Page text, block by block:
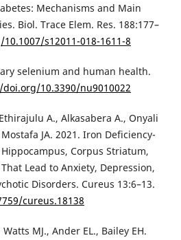
Mechanisms and Main
Biol. Trace Elem. Res. 188:177–
s12011-018-1611-8
selenium and human health.
10.3390/nu9010022
A., Alkasabera A., Onyali
JA. 2021. Iron Deficiency-
Corpus Striatum,
Lead to Anxiety, Depression,
Disorders. Cureus 13:6–13.
cureus.18138
MJ., Ander EL., Bailey EH.